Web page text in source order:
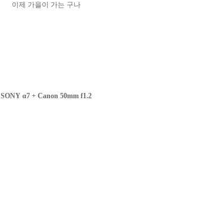
이제 가을이 가는 구나
SONY α7 + Canon 50mm f1.2